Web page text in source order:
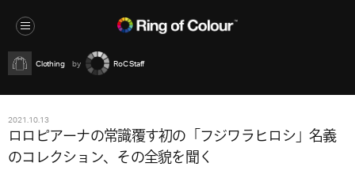
Clothing RoC Staff
2021.10.13
ロロピアーナの常識覆す初の「フジワラヒロシ」名義
のコレクション、その全貌を聞く